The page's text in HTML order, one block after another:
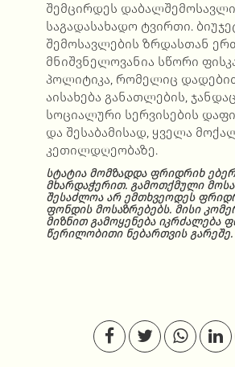
შემცირდეს
საგადასახადო ტვირთი.
შემოსავლების ზრდასთან
მნიშვნელოვანია სწორი
პოლიტიკა, რომელიც
აისახება განათლების,
სოციალური სერვისების
და შესაბამისად, ყველა
კეთილდღეობაზე.
სტატია მომზადდა ფრიდრიხ
მხარდაჭერით. გამოთქმული
შესაძლოა არ ემთხვეოდეს
ფონდის მოსაზრებებს. მისი
მიზნით გამოყენება იკრძალება
წერილობითი ნებართვის გარეშე.